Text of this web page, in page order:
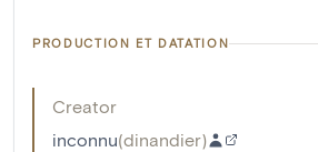
PRODUCTION ET DATATION
Creator
inconnu(dinandier)